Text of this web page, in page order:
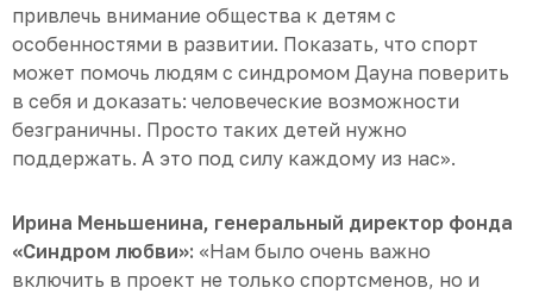
привлечь внимание общества к детям с
особенностями в развитии. Показать, что спорт
может помочь людям с синдромом Дауна поверить
в себя и доказать: человеческие возможности
безграничны. Просто таких детей нужно
поддержать. А это под силу каждому из нас».
Ирина Меньшенина, генеральный директор фонда
«Синдром любви»: «Нам было очень важно
включить в проект не только спортсменов, но и